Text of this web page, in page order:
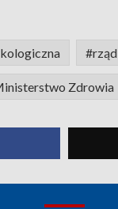
#rząd
Zdrowia